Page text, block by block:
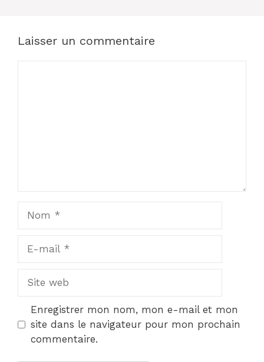
Laisser un commentaire
Site
Enregistrer mon nom, mon e-mail et mon
site dans le navigateur pour mon prochain
commentaire.